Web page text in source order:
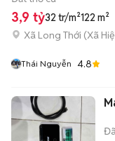
3,9 tỷ32 tr/m²122 m²
Xã Long Thới (Xã
Thái Nguyễn 4.8